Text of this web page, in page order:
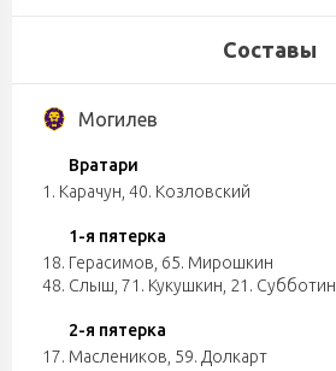
Составы
Могилев
Вратари
1. Карачун, 40. Козловский
1-я пятерка
18. Герасимов, 65. Мирошкин
48. Слыш, 71. Кукушкин, 21. Субботин
2-я пятерка
17. Маслеников, 59. Долкарт